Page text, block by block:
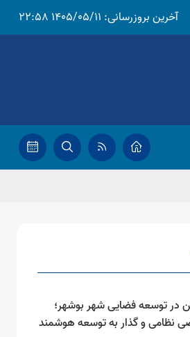
آخرین بروزرسانی: 1405/05/11 22:58
در توسعه فضایی شهر بوشهر؛
نظامی و گذار به توسعه هوشمند